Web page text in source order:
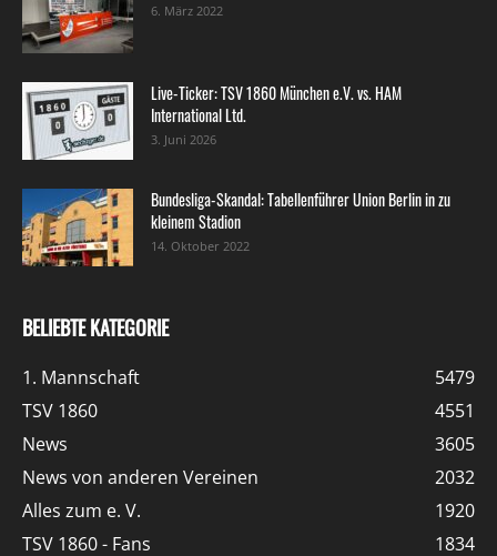
6. März 2022
Live-Ticker: TSV 1860 München e.V. vs. HAM
International Ltd.
3. Juni 2026
Bundesliga-Skandal: Tabellenführer Union Berlin in zu
kleinem Stadion
14. Oktober 2022
BELIEBTE KATEGORIE
1. Mannschaft
5479
TSV 1860
4551
News
3605
News von anderen Vereinen
2032
Alles zum e. V.
1920
TSV 1860 - Fans
1834